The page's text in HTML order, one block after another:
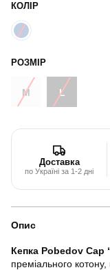
КОЛІР
РОЗМІР
M L
Доставка
по Україні за 1-2 дні
Опис
Кепка Pobedov Cap
преміального